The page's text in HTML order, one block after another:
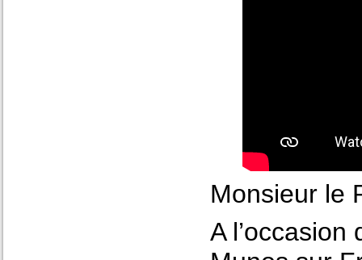
Monsieur le
A